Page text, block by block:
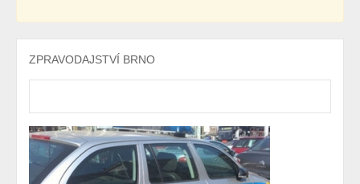
Info z města
ZPRAVODAJSTVÍ BRNO